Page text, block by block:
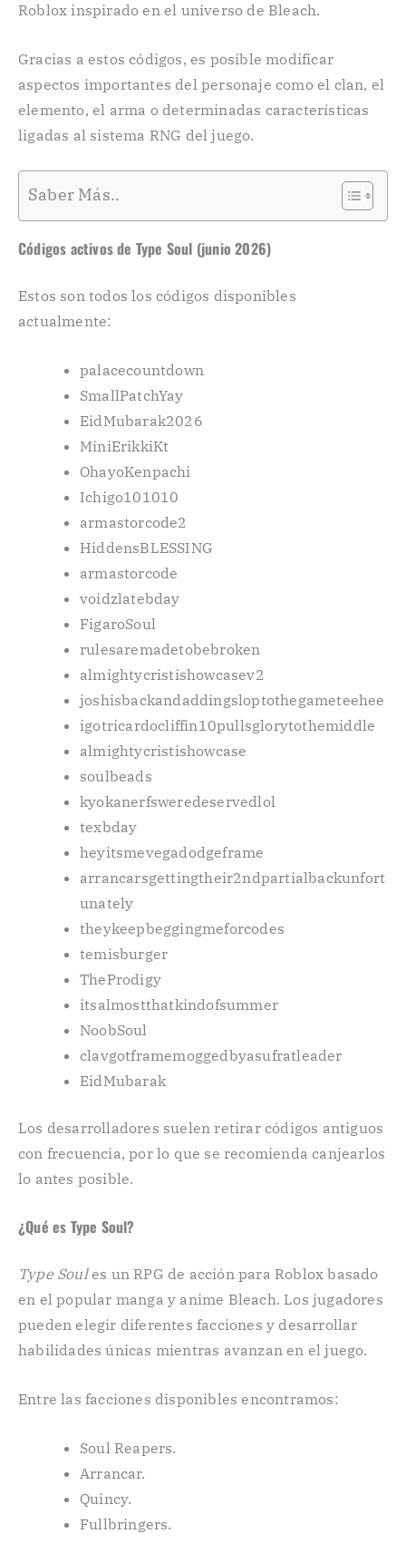
Roblox inspirado en el universo de Bleach.
Gracias a estos códigos, es posible modificar
aspectos importantes del personaje como el clan, el
elemento, el arma o determinadas características
ligadas al sistema RNG del juego.
Saber Más..
Códigos activos de Type Soul (junio 2026)
Estos son todos los códigos disponibles
actualmente:
palacecountdown
SmallPatchYay
EidMubarak2026
MiniErikkiKt
OhayoKenpachi
Ichigo101010
armastorcode2
HiddensBLESSING
armastorcode
voidzlatebday
FigaroSoul
rulesaremadetobebroken
almightycristishowcasev2
joshisbackandaddingsloptothegameteehee
igotricardocliffin10pullsglorytothemiddle
almightycristishowcase
soulbeads
kyokanerfsweredeservedlol
texbday
heyitsmevegadodgeframe
arrancarsgettingtheir2ndpartialbackunfort
unately
theykeepbeggingmeforcodes
temisburger
TheProdigy
itsalmostthatkindofsummer
NoobSoul
clavgotframemoggedbyasufratleader
EidMubarak
Los desarrolladores suelen retirar códigos antiguos
con frecuencia, por lo que se recomienda canjearlos
lo antes posible.
¿Qué es Type Soul?
Type Soules un RPG de acción para Roblox basado
en el popular manga y anime Bleach. Los jugadores
pueden elegir diferentes facciones y desarrollar
habilidades únicas mientras avanzan en el juego.
Entre las facciones disponibles encontramos:
Soul Reapers.
Arrancar.
Quincy.
Fullbringers.